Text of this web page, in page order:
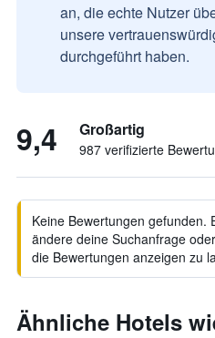
an, die echte Nutzer
unsere
durchgeführt haben.
9,4 Großartig
987 verifizierte
Keine Bewertungen gefunden.
ändere deine Suchanfrage
die Bewertungen anzeigen zu
Ähnliche Hotels